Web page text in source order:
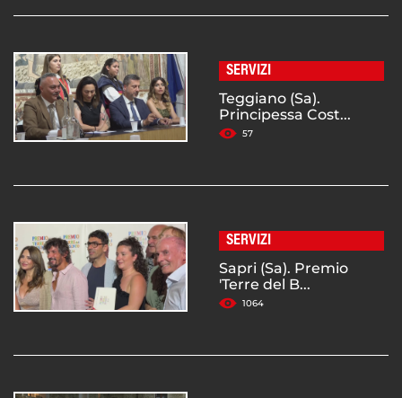
SERVIZI
Teggiano (Sa).
Principessa Cost...
57
SERVIZI
Sapri (Sa). Premio
'Terre del B...
1064